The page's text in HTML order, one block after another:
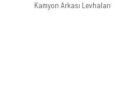
Kamyon Arkası Levhaları